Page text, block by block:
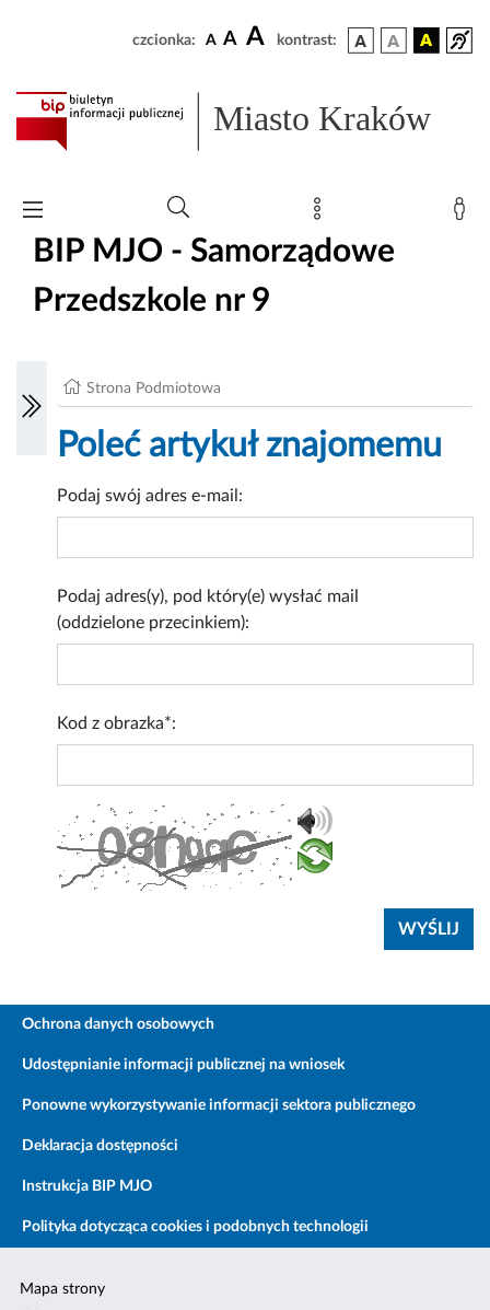
czcionka: A A A kontrast:
Miasto Kraków
BIP MJO - Samorządowe
Przedszkole nr 9
Strona Podmiotowa
Poleć artykuł znajomemu
Podaj swój adres e-mail:
Podaj adres(y), pod który(e) wysłać mail
(oddzielone przecinkiem):
Kod z obrazka*:
Ochrona danych osobowych
Udostępnianie informacji publicznej na wniosek
Ponowne wykorzystywanie informacji sektora publicznego
Deklaracja dostępności
Instrukcja BIP MJO
Polityka dotycząca cookies i podobnych technologii
Mapa strony